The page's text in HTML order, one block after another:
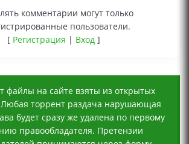
комментарии могут только
пользователи.
[ Регистрация | Вход ]
файлы на сайте взяты из открытых
Любая торрент раздача нарушающая
будет сразу же удалена по первому
правообладателя. Претензии